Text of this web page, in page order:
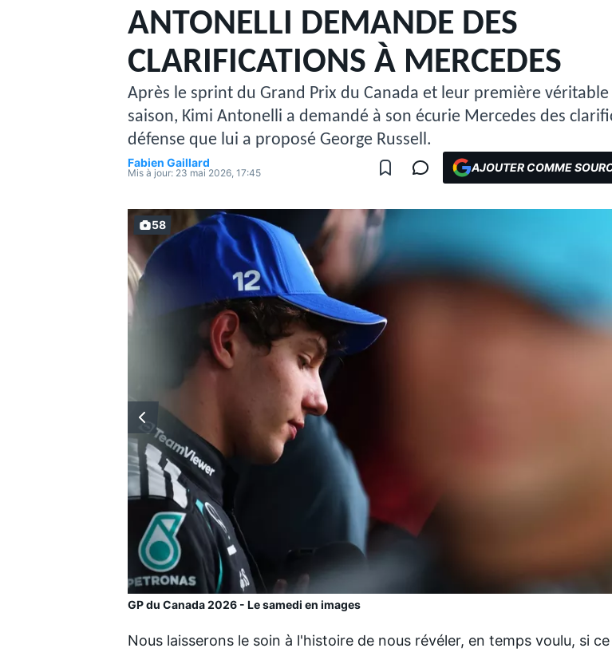
MOTOGP
WEC
ANTONELLI DEMANDE DES
CLARIFICATIONS À MERCEDES
Après le sprint du Grand Prix du Canada et leur première
saison, Kimi Antonelli a demandé à son écurie Mercedes des
défense que lui a proposé George Russell.
Fabien Gaillard
Mis à jour: 23 mai 2026, 17:45 AJOUTER COMME
GP du Canada 2026 - Le samedi en images
58
Nous laisserons le soin à l'histoire de nous révéler, en temps voulu, si